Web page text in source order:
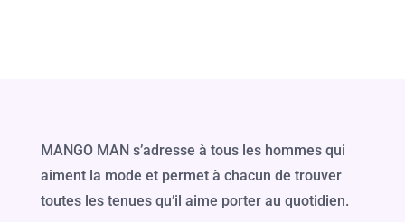
MANGO MAN s’adresse à tous les hommes qui
aiment la mode et permet à chacun de trouver
toutes les tenues qu’il aime porter au quotidien.